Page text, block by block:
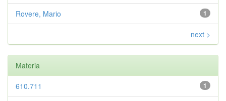
1
Rovere, Mario
next >
Materia
1
610.711